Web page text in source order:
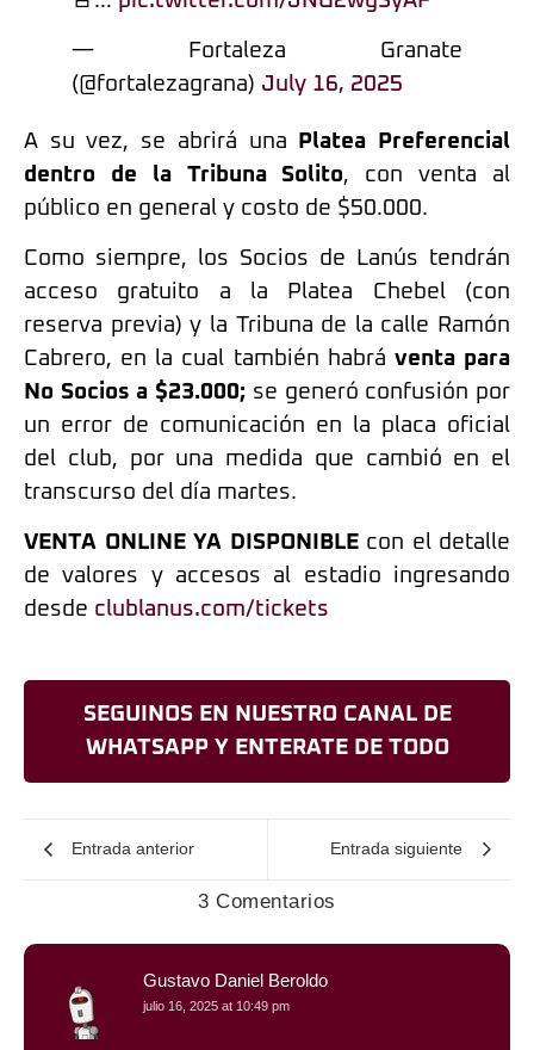
— Fortaleza Granate
(@fortalezagrana) July 16, 2025
A su vez, se abrirá una
Platea Preferencial
dentro de la Tribuna Solito, con venta al
público en general y costo de $50.000.
Como siempre, los Socios de Lanús tendrán
acceso gratuito a la Platea Chebel (con
reserva previa) y la Tribuna de la calle Ramón
Cabrero, en la cual también habrá venta para
No Socios a $23.000; se generó confusión por
un error de comunicación en la placa oficial
del club, por una medida que cambió en el
transcurso del día martes.
VENTA ONLINE YA DISPONIBLEcon el detalle
de valores y accesos al estadio ingresando
desde clublanus.com/tickets
SEGUINOS EN NUESTRO CANAL DE
WHATSAPP Y ENTERATE DE TODO
Entrada anterior Entrada siguiente
3 Comentarios
Gustavo Daniel Beroldo
julio 16, 2025 at 10:49 pm